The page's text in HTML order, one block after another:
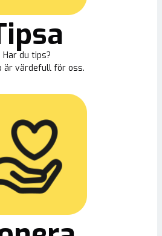
Har du tips?
är värdefull för oss.